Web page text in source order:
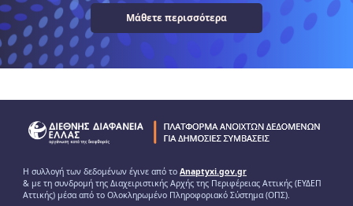
Μάθετε περισσότερα
Η συλλογή των δεδομένων έγινε από το Anaptyxi.gov.gr
& με τη συνδρομή της Διαχειριστικής Αρχής της Περιφέρειας Αττικής (ΕΥΔΕΠ
Αττικής) μέσα από το Ολοκληρωμένο Πληροφοριακό Σύστημα (ΟΠΣ).